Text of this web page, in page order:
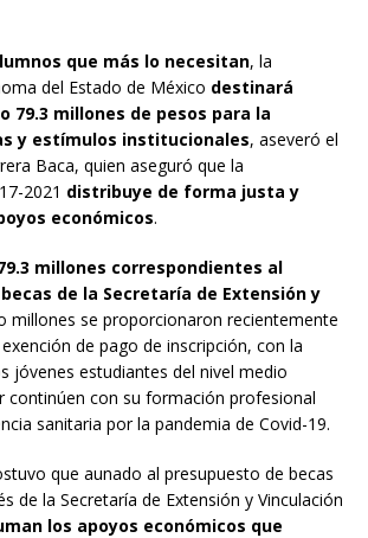
que más lo necesitan, la
del Estado de México destinará
79.3 millones de pesos para la
y estímulos institucionales, aseveró el
Baca, quien aseguró que la
2021 distribuye de forma justa y
económicos.
millones correspondientes al
de la Secretaría de Extensión y
millones se proporcionaron recientemente
de pago de inscripción, con la
jóvenes estudiantes del nivel medio
continúen con su formación profesional
sanitaria por la pandemia de Covid-19.
que aunado al presupuesto de becas
de la Secretaría de Extensión y Vinculación
los apoyos económicos que